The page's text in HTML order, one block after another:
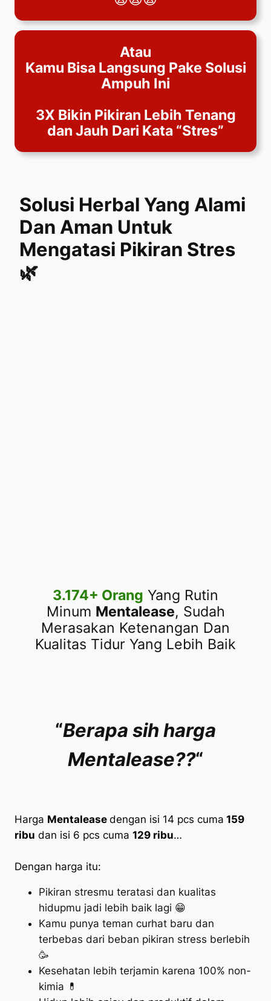
Atau
Kamu Bisa Langsung Pake Solusi
Ampuh Ini
3X Bikin Pikiran Lebih Tenang
dan Jauh Dari Kata “Stres”
Solusi Herbal Yang Alami
Dan Aman Untuk
Mengatasi Pikiran Stres
🌿
3.174+ Orang Yang Rutin
Minum Mentalease, Sudah
Merasakan Ketenangan Dan
Kualitas Tidur Yang Lebih Baik
“Berapa sih harga
Mentalease??“
Harga Mentalease dengan isi 14 pcs cuma 159
ribu dan isi 6 pcs cuma 129 ribu…
Dengan harga itu:
Pikiran stresmu teratasi dan kualitas
hidupmu jadi lebih baik lagi 😁
Kamu punya teman curhat baru dan
terbebas dari beban pikiran stress berlebih
🥳
Kesehatan lebih terjamin karena 100% non-
kimia 💊